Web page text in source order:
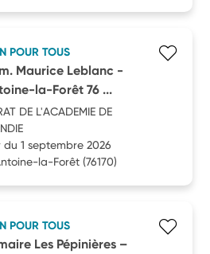
POUR TOUS
Maurice Leblanc -
la-Forêt 76 ...
DE L'ACADEMIE DE
1 septembre 2026
la-Forêt (76170)
POUR TOUS
Les Pépinières –